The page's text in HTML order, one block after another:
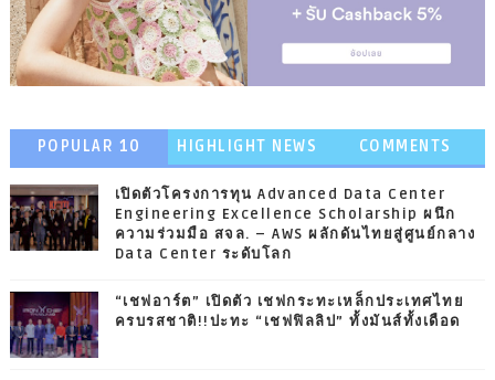
POPULAR 10 HIGHLIGHT NEWS COMMENTS
เปิดตัวโครงการทุน Advanced Data Center
Engineering Excellence Scholarship ผนึก
ความร่วมมือ สจล. – AWS ผลักดันไทยสู่ศูนย์กลาง
Data Center ระดับโลก
“เชฟอาร์ต” เปิดตัว เชฟกระทะเหล็กประเทศไทย
ครบรสชาติ!!ปะทะ “เชฟฟิลลิป” ทั้งมันส์ทั้งเดือด